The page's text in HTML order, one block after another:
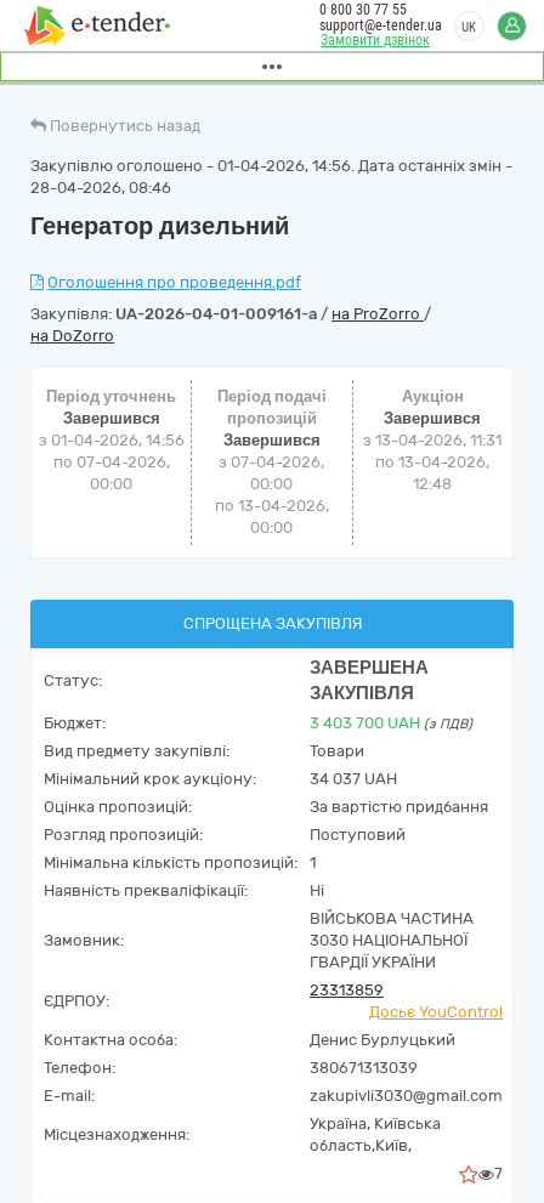
Замовити дзвінок
0 800 30 77 55
support@e-tender.ua
UK
Повернутись назад
Закупівлю оголошено - 01-04-2026, 14:56. Дата останніх змін -
28-04-2026, 08:46
Генератор дизельний
Оголошення про проведення.pdf
Закупівля: UA-2026-04-01-009161-a / на ProZorro /
на DoZorro
Період уточнень
Завершився
з 01-04-2026, 14:56
по 07-04-2026,
00:00
Період подачі
пропозицій
Завершився
з 07-04-2026,
00:00
по 13-04-2026,
00:00
Аукціон
Завершився
з13-04-2026, 11:31
по13-04-2026,
12:48
СПРОЩЕНА ЗАКУПІВЛЯ
Статус:
ЗАВЕРШЕНА
ЗАКУПІВЛЯ
Бюджет: 3 403 700 UAH (з ПДВ)
Вид предмету закупівлі:
Товари
Мінімальний крок аукціону:
34 037 UAH
Оцінка пропозицій:
За вартістю придбання
Розгляд пропозицій:
Поступовий
Мінімальна кількість пропозицій:
1
Наявність прекваліфікації:
Ні
Замовник:
ВІЙСЬКОВА ЧАСТИНА
3030 НАЦІОНАЛЬНОЇ
ГВАРДІЇ УКРАЇНИ
ЄДРПОУ:
23313859
Досьє YouControl
Контактна особа:
Денис Бурлуцький
Телефон:
380671313039
E-mail:
zakupivli3030@gmail.com
Місцезнаходження:
Україна, Київська
область,Київ,
7